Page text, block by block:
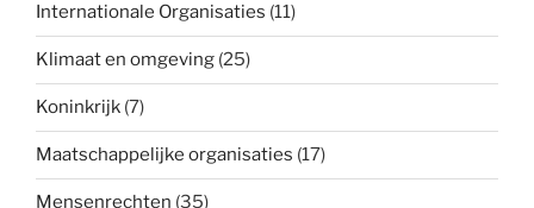
Internationale Organisaties (11)
Klimaat en omgeving (25)
Koninkrijk (7)
Maatschappelijke organisaties (17)
Mensenrechten (35)